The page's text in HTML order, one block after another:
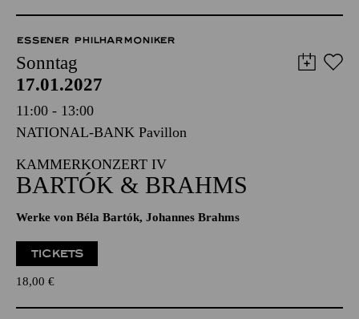
57,00 51,00 42,00 35,00 28,00 17,00€
Abo 1: Samstag
ESSENER PHILHARMONIKER
Sonntag
17.01.2027
11:00 - 13:00
NATIONAL-BANK Pavillon
KAMMERKONZERT IV
Werke von Béla Bartók, Johannes Brahms